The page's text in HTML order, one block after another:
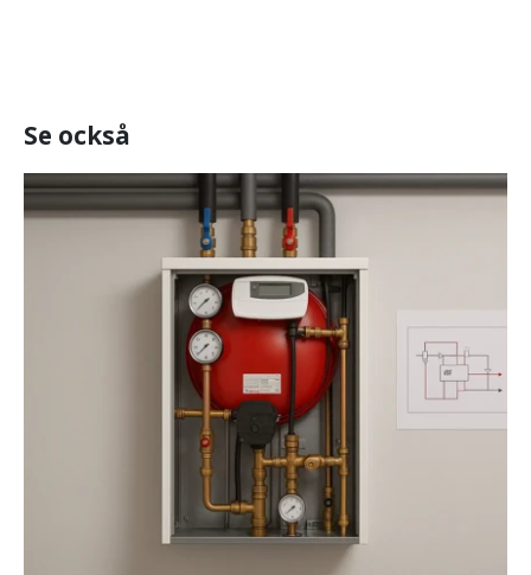
Se också